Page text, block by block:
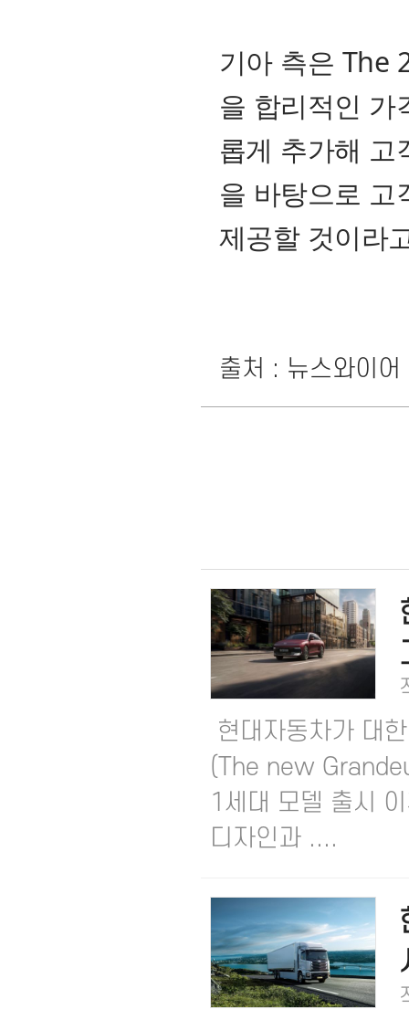
기아 측은 The
을 합리적인 가
롭게 추가해 고
을 바탕으로 고
제공할 것이라
출처 : 뉴스와이어
현대자동차가 대
(The new
1세대 모델 출시
디자인과 ....